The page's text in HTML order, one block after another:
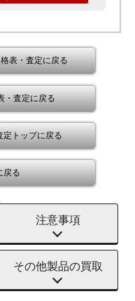
表・査定に戻る
・査定に戻る
定トップに戻る
戻る
注意事項
その他製品の買取